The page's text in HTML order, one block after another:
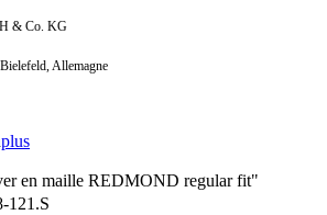
& Co. KG
Allemagne
plus
en maille REDMOND regular fit"
121.S